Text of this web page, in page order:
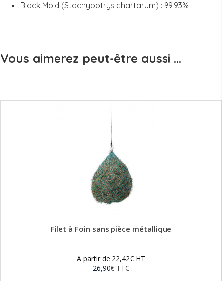
Black Mold (Stachybotrys chartarum) : 99.93%
Vous aimerez peut-être aussi ...
Filet à Foin sans pièce métallique
A partir de 22,42€ HT
26,90€ TTC